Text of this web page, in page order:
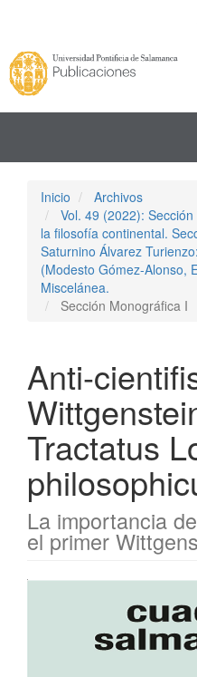
principal
Barra
lateral
Inicio
Archivos
Vol. 49 (2022):
la filosofía continental.
Saturnino Álvarez
(Modesto Gómez-Alonso,
Miscelánea.
Sección Monográfica I
Anti-
Tractatus
La importancia
el primer
Barra
lateral